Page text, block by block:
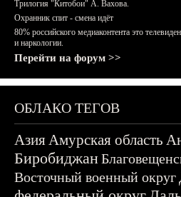
Трилогия "Китобои" А. Вахова.
Охранник спит - смена идёт
80% российского медиаконтента это
и наркологии.
Перейти на форум >>
ОБЛАКО ТЕГОВ
АзияАмурская область
Биробиджан
Восточный военный округ